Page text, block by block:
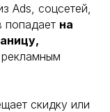
Ads, соцсетей,
попадает на
скидку или